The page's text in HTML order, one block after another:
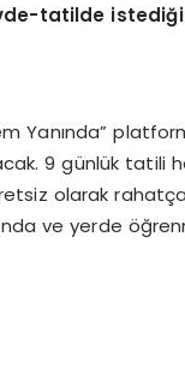
tatilde
Yanında”
9 günlük
olarak
ve yerde